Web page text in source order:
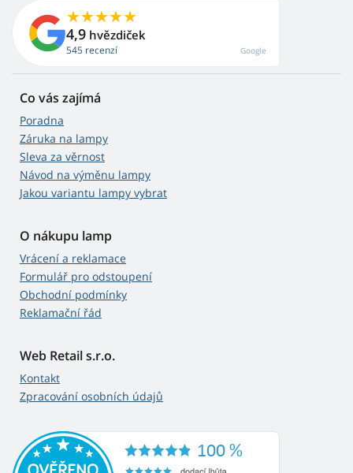
4,9 hvězdiček
545 recenzí Google
Co vás zajímá
Poradna
Záruka na lampy
Sleva za věrnost
Návod na výměnu lampy
Jakou variantu lampy vybrat
O nákupu lamp
Vrácení a reklamace
Formulář pro odstoupení
Obchodní podmínky
Reklamační řád
Web Retail s.r.o.
Kontakt
Zpracování osobních údajů